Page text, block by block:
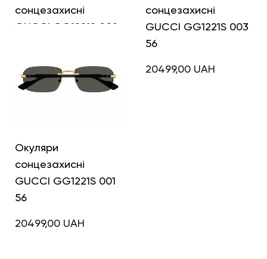
сонцезахисні
GUCCI GG1221S 002
20499,00UAH
сонцезахисні
GUCCI GG1221S 003
56
20499,00 UAH
Окуляри
сонцезахисні
GUCCI GG1221S 001
56
20499,00 UAH